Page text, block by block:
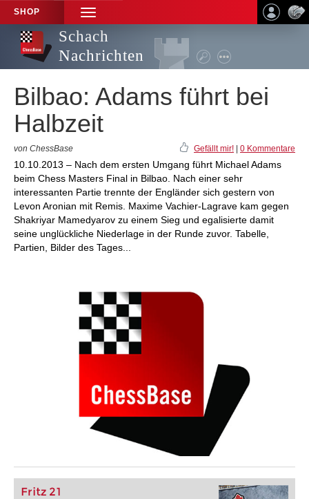
SHOP
TOGGLE
NAVIGATION
Schach
Nachrichten
Bilbao: Adams führt bei
Halbzeit
von ChessBase Gefällt mir! 0 Kommentare
10.10.2013 – Nach dem ersten Umgang führt Michael Adams
beim Chess Masters Final in Bilbao. Nach einer sehr
interessanten Partie trennte der Engländer sich gestern von
Levon Aronian mit Remis. Maxime Vachier-Lagrave kam gegen
Shakriyar Mamedyarov zu einem Sieg und egalisierte damit
seine unglückliche Niederlage in der Runde zuvor. Tabelle,
Partien, Bilder des Tages...
Fritz 21